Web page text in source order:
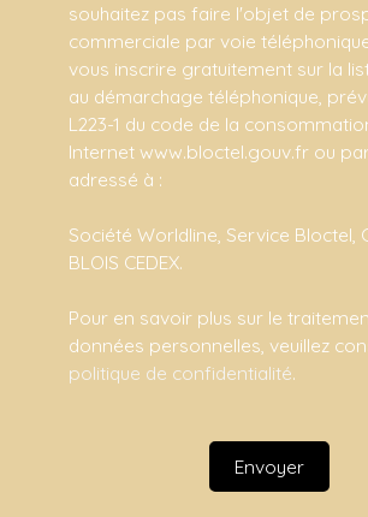
souhaitez pas faire l'objet de
commerciale par voie
vous inscrire gratuitement sur la
au démarchage téléphonique,
L223-1 du code de la
Internet www.bloctel.gouv.fr ou
adressé à :
Société Worldline, Service Bloctel,
BLOIS CEDEX.
Pour en savoir plus sur le
données personnelles, veuillez
politique de confidentialité.
Envoyer